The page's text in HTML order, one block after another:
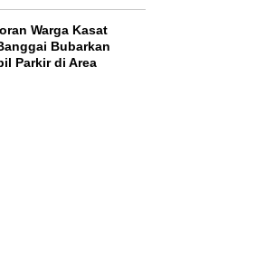
Warga Kasat
Bubarkan
Parkir di Area